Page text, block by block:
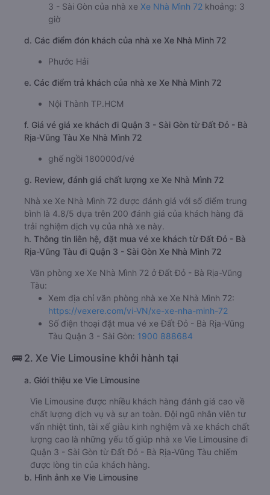
3 - Sài Gòn của nhà xe Xe Nhà Mình 72 khoảng: 3
giờ
d. Các điểm đón khách của nhà xe Xe Nhà Mình 72
Phước Hải
e. Các điểm trả khách của nhà xe Xe Nhà Mình 72
Nội Thành TP.HCM
f. Giá vé giá xe khách đi Quận 3 - Sài Gòn từ Đất Đỏ - Bà
Rịa-Vũng Tàu Xe Nhà Mình 72
ghế ngồi 180000đ/vé
g. Review, đánh giá chất lượng xe Xe Nhà Mình 72
Nhà xe Xe Nhà Mình 72 được đánh giá với số điểm trung
bình là 4.8/5 dựa trên 200 đánh giá của khách hàng đã
trải nghiệm dịch vụ của nhà xe này.
h. Thông tin liên hệ, đặt mua vé xe khách từ Đất Đỏ - Bà
Rịa-Vũng Tàu đi Quận 3 - Sài Gòn Xe Nhà Mình 72
Văn phòng xe Xe Nhà Mình 72 ở Đất Đỏ - Bà Rịa-Vũng
Tàu:
Xem địa chỉ văn phòng nhà xe Xe Nhà Mình 72:
https://vexere.com/vi-VN/xe-xe-nha-minh-72
Số điện thoại đặt mua vé xe Đất Đỏ - Bà Rịa-Vũng
Tàu Quận 3 - Sài Gòn: 1900 888684
🚌 2. Xe Vie Limousine khởi hành tại
a. Giới thiệu xe Vie Limousine
Vie Limousine được nhiều khách hàng đánh giá cao về
chất lượng dịch vụ và sự an toàn. Đội ngũ nhân viên tư
vấn nhiệt tình, tài xế giàu kinh nghiệm và xe khách chất
lượng cao là những yếu tố giúp nhà xe Vie Limousine đi
Quận 3 - Sài Gòn từ Đất Đỏ - Bà Rịa-Vũng Tàu chiếm
được lòng tin của khách hàng.
b. Hình ảnh xe Vie Limousine